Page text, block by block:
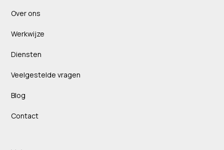
Over ons
Werkwijze
Diensten
Veelgestelde vragen
Blog
Contact